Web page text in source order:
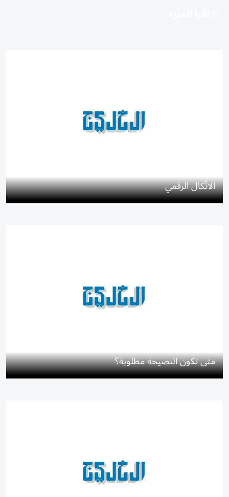
الاتّكال الرقمي
متى تكون النصيحة مطلوبة؟